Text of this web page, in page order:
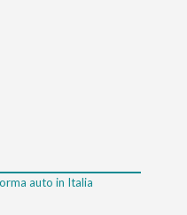
auto in Italia